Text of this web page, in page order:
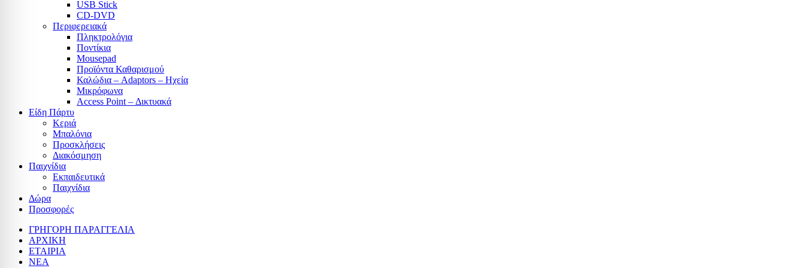
USB Stick
CD-DVD
Περιφερειακά
Πληκτρολόγια
Ποντίκια
Mousepad
Προϊόντα Καθαρισμού
Καλώδια – Adaptors – Ηχεία
Μικρόφωνα
Access Point – Δικτυακά
Είδη Πάρτυ
Κεριά
Μπαλόνια
Προσκλήσεις
Διακόσμηση
Παιχνίδια
Εκπαιδευτικά
Παιχνίδια
Δώρα
Προσφορές
ΓΡΗΓΟΡΗ ΠΑΡΑΓΓΕΛΙΑ
ΑΡΧΙΚΗ
ΕΤΑΙΡΙΑ
ΝΕΑ